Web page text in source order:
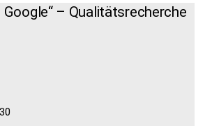
Google“ – Qualitätsrecherche